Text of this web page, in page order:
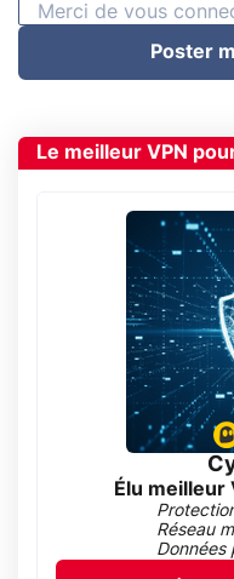
Poster
Le meilleur VPN
Élu meilleur
Réseau
Données